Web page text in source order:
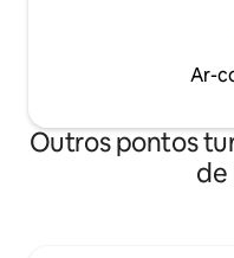
Ar-
Outros pontos
de